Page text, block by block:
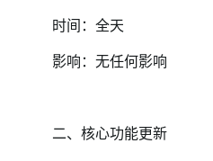
时间：全天
影响：无任何影响
二、核心功能更新